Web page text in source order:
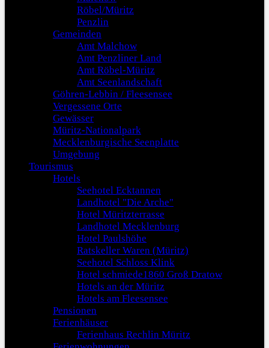
Röbel/Müritz
Penzlin
Gemeinden
Amt Malchow
Amt Penzliner Land
Amt Röbel-Müritz
Amt Seenlandschaft
Göhren-Lebbin / Fleesensee
Vergessene Orte
Gewässer
Müritz-Nationalpark
Mecklenburgische Seenplatte
Umgebung
Tourismus
Hotels
Seehotel Ecktannen
Landhotel "Die Arche"
Hotel Müritzterrasse
Landhotel Mecklenburg
Hotel Paulshöhe
Ratskeller Waren (Müritz)
Seehotel Schloss Klink
Hotel schmiede1860 Groß Dratow
Hotels an der Müritz
Hotels am Fleesensee
Pensionen
Ferienhäuser
Ferienhaus Rechlin Müritz